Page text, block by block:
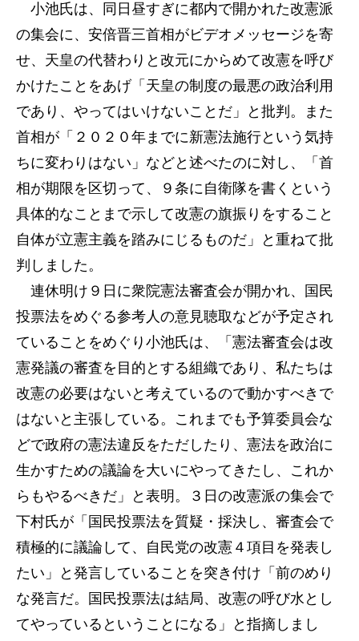
小池氏は、同日昼すぎに都内で開かれた改憲派
の集会に、安倍晋三首相がビデオメッセージを寄
せ、天皇の代替わりと改元にからめて改憲を呼び
かけたことをあげ「天皇の制度の最悪の政治利用
であり、やってはいけないことだ」と批判。また
首相が「２０２０年までに新憲法施行という気持
ちに変わりはない」などと述べたのに対し、「首
相が期限を区切って、９条に自衛隊を書くという
具体的なことまで示して改憲の旗振りをすること
自体が立憲主義を踏みにじるものだ」と重ねて批
判しました。
連休明け９日に衆院憲法審査会が開かれ、国民
投票法をめぐる参考人の意見聴取などが予定され
ていることをめぐり小池氏は、「憲法審査会は改
憲発議の審査を目的とする組織であり、私たちは
改憲の必要はないと考えているので動かすべきで
はないと主張している。これまでも予算委員会な
どで政府の憲法違反をただしたり、憲法を政治に
生かすための議論を大いにやってきたし、これか
らもやるべきだ」と表明。３日の改憲派の集会で
下村氏が「国民投票法を質疑・採決し、審査会で
積極的に議論して、自民党の改憲４項目を発表し
たい」と発言していることを突き付け「前のめり
な発言だ。国民投票法は結局、改憲の呼び水とし
てやっているということになる」と指摘しまし